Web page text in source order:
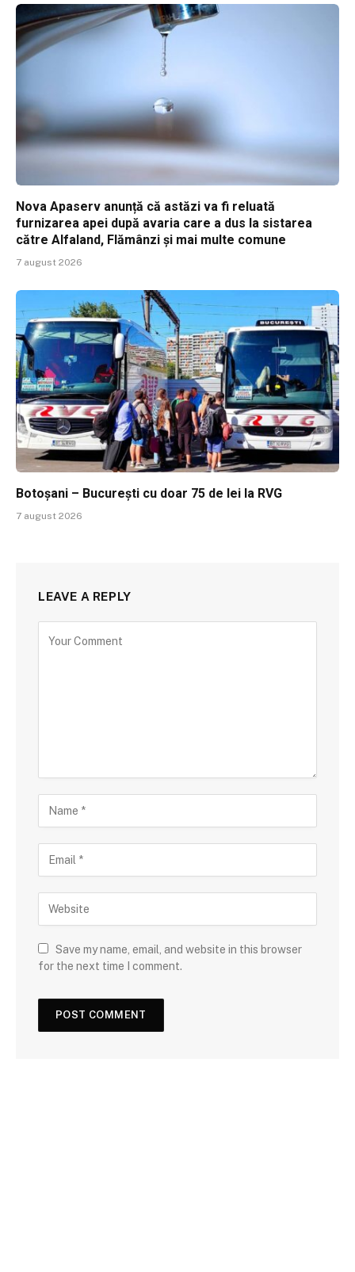
Nova Apaserv anunță că astăzi va fi reluată
furnizarea apei după avaria care a dus la sistarea
către Alfaland, Flămânzi și mai multe comune
7 august 2026
Botoșani – București cu doar 75 de lei la RVG
7 august 2026
LEAVE A REPLY
Save my name, email, and website in this browser
for the next time I comment.